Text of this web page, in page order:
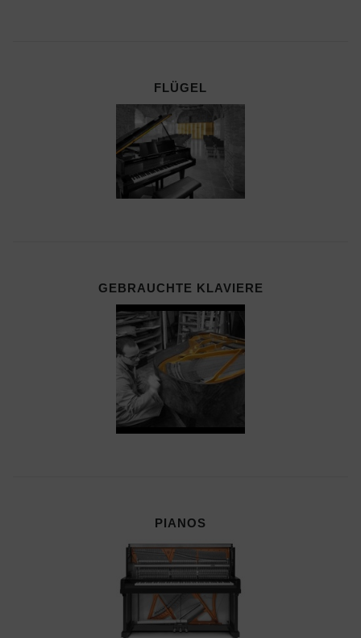
FLÜGEL
GEBRAUCHTE KLAVIERE
PIANOS